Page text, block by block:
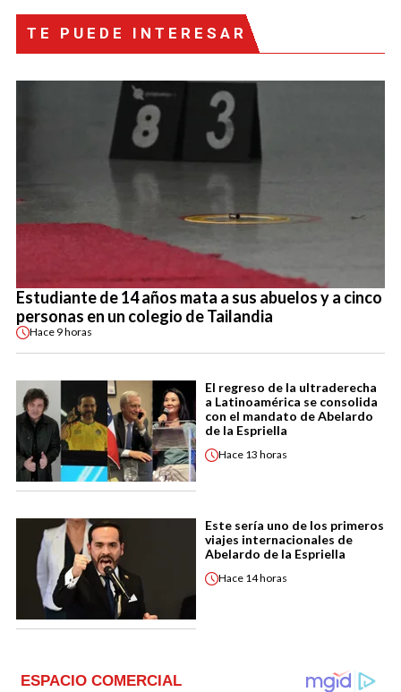
TE PUEDE INTERESAR
Estudiante de 14 años mata a sus abuelos y a cinco
personas en un colegio de Tailandia
Hace 9 horas
El regreso de la ultraderecha
a Latinoamérica se consolida
con el mandato de Abelardo
de la Espriella
Hace 13 horas
Este sería uno de los primeros
viajes internacionales de
Abelardo de la Espriella
Hace 14 horas